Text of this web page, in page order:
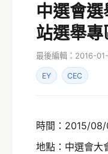
中選會
站選舉
最後編輯：2016-
EY CEC
時間：2015/
地點：中選會大